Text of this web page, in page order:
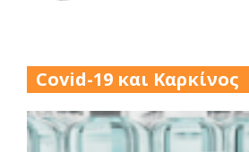
Covid-19 και Καρκίνος